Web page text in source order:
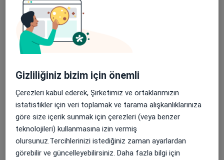
Uzm. Dr. Gonca Soyuduru
61 görüş
Gonca Soyuduru Muayenehanesi
Randevu talep et
Gizliliğiniz bizim için önemli
Çerezleri kabul ederek, Şirketimiz ve ortaklarımızın
istatistikler için veri toplamak ve tarama alışkanlıklarınıza
göre size içerik sunmak için çerezleri (veya benzer
teknolojileri) kullanmasına izin vermiş
olursunuz.Tercihlerinizi istediğiniz zaman ayarlardan
görebilir ve güncelleyebilirsiniz. Daha fazla bilgi için